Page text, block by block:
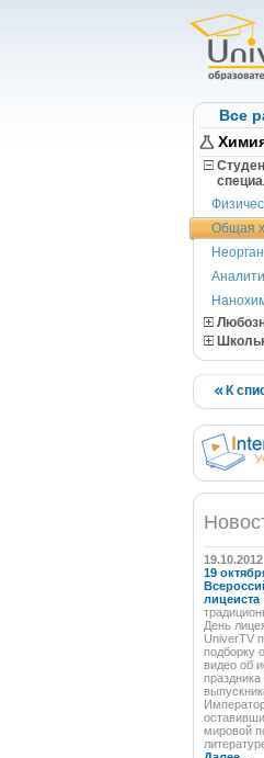
Все
Общая
К
19.10.2012
19
лицеиста
День
UniverTV
подборку
видео об
мировой